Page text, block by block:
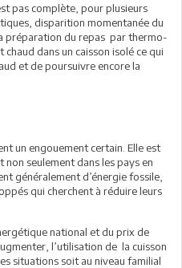
pas complète, pour plusieurs
disparition momentanée du
préparation du repas par thermo-
chaud dans un caisson isolé ce qui
et de poursuivre encore la
un engouement certain. Elle est
seulement dans les pays en
généralement d’énergie fossile,
qui cherchent à réduire leurs
national et du prix de
l’utilisation de la cuisson
situations soit au niveau familial